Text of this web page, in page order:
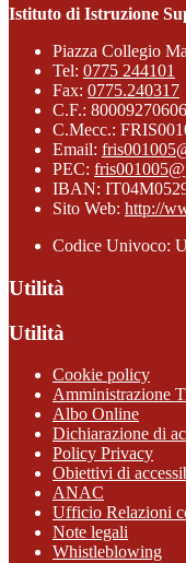
Istituto di Istruzione
Piazza Collegio
Tel: 0775 244101
Fax: 0775.240317
C.F.: 80009270606
C.Mecc.:
Email:
PEC:
IBAN:
Sito Web: http://
Codice Univoco:
Utilità
Utilità
Cookie policy
Amministrazione
Albo Online
Dichiarazione di
Policy Privacy
Obiettivi di
ANAC
Ufficio Relazioni
Note legali
Whistleblowing